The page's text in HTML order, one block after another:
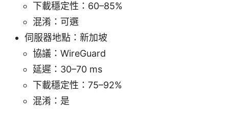
下載穩定性：60–85%
混淆：可選
伺服器地點：新加坡
協議：WireGuard
延遲：30–70 ms
下載穩定性：75–92%
混淆：是